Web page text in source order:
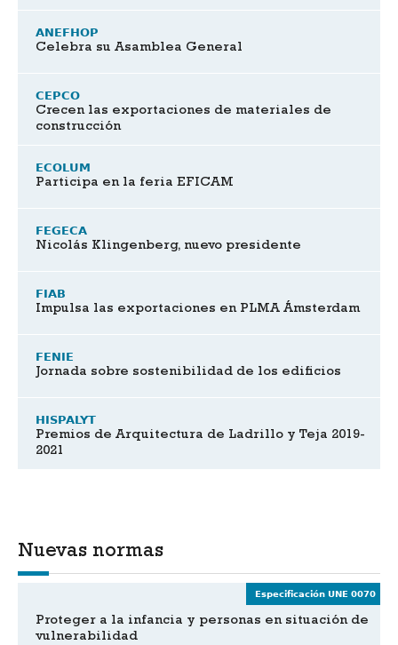
ANEFHOP
Celebra su Asamblea General
CEPCO
Crecen las exportaciones de materiales de
construcción
ECOLUM
Participa en la feria EFICAM
FEGECA
Nicolás Klingenberg, nuevo presidente
FIAB
Impulsa las exportaciones en PLMA Ámsterdam
FENIE
Jornada sobre sostenibilidad de los edificios
HISPALYT
Premios de Arquitectura de Ladrillo y Teja 2019-
2021
Nuevas normas
Especificación UNE 0070
Proteger a la infancia y personas en situación de
vulnerabilidad